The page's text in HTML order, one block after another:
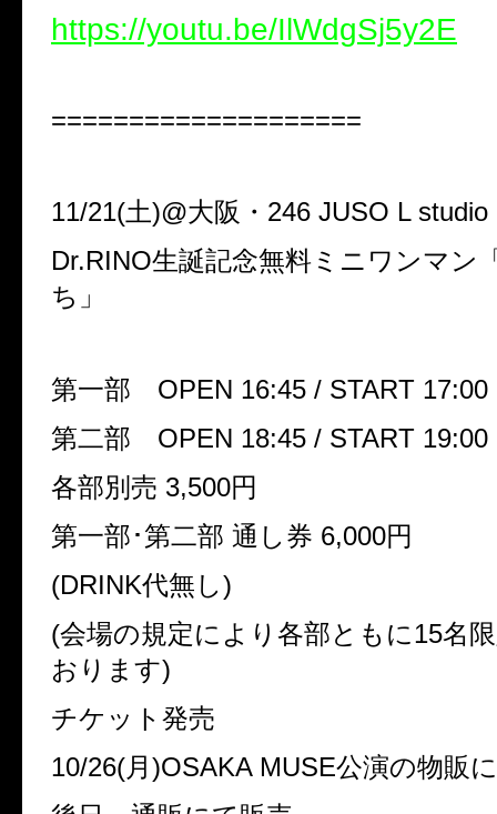
https://youtu.be/IlWdgSj5y2E
====================
11/21(土)@大阪・246 JUSO L studio
Dr.RINO生誕記念無料ミニワンマン
ち」
第一部 OPEN 16:45 / START 17:00
第二部 OPEN 18:45 / START 19:00
各部別売 3,500円
第一部･第二部 通し券 6,000円
(DRINK代無し)
(会場の規定により各部ともに15名
おります)
チケット発売
10/26(月)OSAKA MUSE公演の物販